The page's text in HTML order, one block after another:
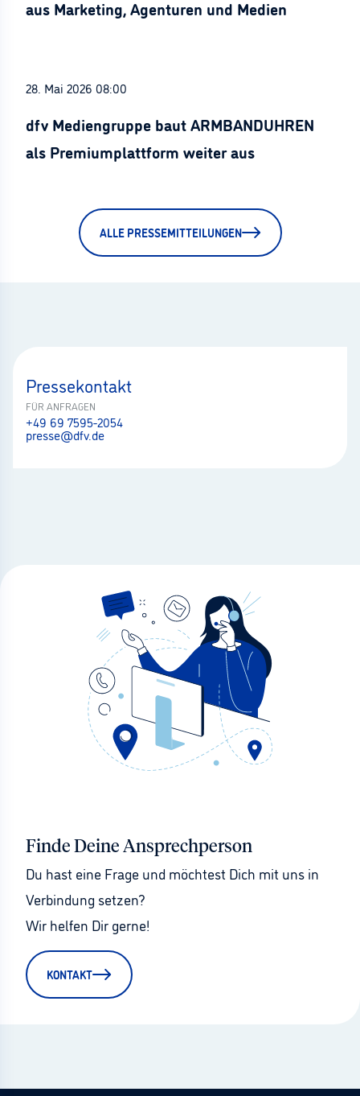
aus Marketing, Agenturen und Medien
28. Mai 2026 08:00
dfv Mediengruppe baut ARMBANDUHREN
als Premiumplattform weiter aus
ALLE PRESSEMITTEILUNGEN
Pressekontakt
FÜR ANFRAGEN
+49 69 7595-2054
presse@dfv.de
Finde Deine Ansprechperson
Du hast eine Frage und möchtest Dich mit uns in
Verbindung setzen?
Wir helfen Dir gerne!
KONTAKT